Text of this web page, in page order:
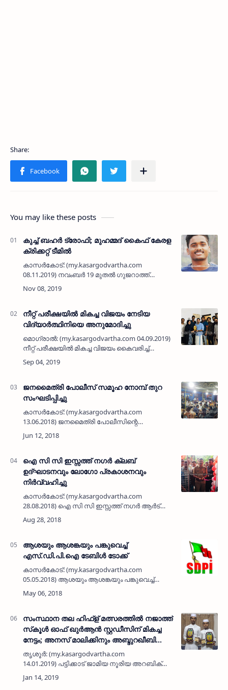
You may like these posts
കുച്ച് ബഹര്‍ ട്രോഫി; മുഹമ്മദ് കൈഫ് കേരള
ക്രിക്കറ്റ് ടീമില്‍
കാസര്‍കോട്: (my.kasargodvartha.com
08.11.2019) നവംബര്‍ 19 മുതല്‍ ഗുജറാത്ത്
വല്‍സാദില്‍ നടക്കുന്ന കുച്ച് ബഹര്‍ ട്രോഫി
ക്രിക്കറ്റ് ടൂര്‍ണമെന്റിനുള്ള അണ്ടര്‍-19 കേരള
നീറ്റ് പരീക്ഷയില്‍ മികച്ച വിജയം നേടിയ
വിദ്യാര്‍ത്ഥിനിയെ അനുമോദിച്ചു
മൊഗ്രാല്‍: (my.kasargodvartha.com 04.09.2019)
നീറ്റ് പരീക്ഷയില്‍ മികച്ച വിജയം കൈവരിച്ച്
കര്‍ണാടകയിലെ സുള്ള്യ വെങ്കട്ടരമണ
മെഡിക്കല്‍ കോളജില്‍ സര്‍ക്കാര്‍ ക്വാട്ടയില്‍ എം
ജനമൈത്രി പോലീസ് സമൂഹ നോമ്പ് തുറ
സംഘടിപ്പിച്ചു
കാസര്‍കോട്: (my.kasargodvartha.com
13.06.2018) ജനമൈത്രി പോലീസിന്റെ
നേതൃത്വത്തില്‍ പോലീസ് സ്റ്റേഷന്‍ പരിസരത്ത്
സമൂഹ നോമ്പ് തുറ സംഘടിപ്പിച്ചു. ഡി.
ഐ സി സി ഇസ്സത്ത് നഗര്‍ ക്ലബ്
ഉദ്ഘാടനവും ലോഗോ പ്രകാശനവും
നിര്‍വ്വഹിച്ചു
കാസര്‍കോട്: (my.kasargodvartha.com
28.08.2018) ഐ സി സി ഇസ്സത്ത് നഗര്‍ ആര്‍ട്‌സ്
ആന്‍ഡ് സ്‌പോര്‍ട്‌സ് ക്ലബ് ഉദ്ഘാടനവും
ലോഗോ പ്രകാശനവും കാസര്‍കോട് ടൗണ്‍ എസ്
ആശയും ആശങ്കയും പങ്കുവെച്ച്
എസ്.ഡി.പി.ഐ ടേബിള്‍ ടോക്ക്
കാസര്‍കോട്: (my.kasargodvartha.com
05.05.2018) ആശയും ആശങ്കയും പങ്കുവെച്ച്
എസ്.ഡി.പി.ഐ ടേബിള്‍ ടോക്ക്. നല്ല മനസുള്ള
കാസര്‍കോട്ടെ മനുഷ്യരുടെ വേദനിക്കുന്ന
സംസ്ഥാന തല ഹിഫ്‌ള് മത്സരത്തില്‍ നജാത്ത്
സ്‌കൂള്‍ ഓഫ് ഖുര്‍ആന്‍ സ്റ്റഡീസിന് മികച്ച
നേട്ടം; അനസ് മാലിക്കിനും അബ്ദുറഖീബിനും
ഗോള്‍ഡ്
തൃശൂര്‍: (my.kasargodvartha.com
14.01.2019) പട്ടിക്കാട് ജാമിയ നൂരിയ അറബിക്
കോളജില്‍ വെച്ചു നടന്ന ഹാജി കെ മമ്മദ് ഫൈസി
ഗോള്‍ഡ് മെഡലിനു വേണ്ടിയുള്ള സംസ്ഥാന